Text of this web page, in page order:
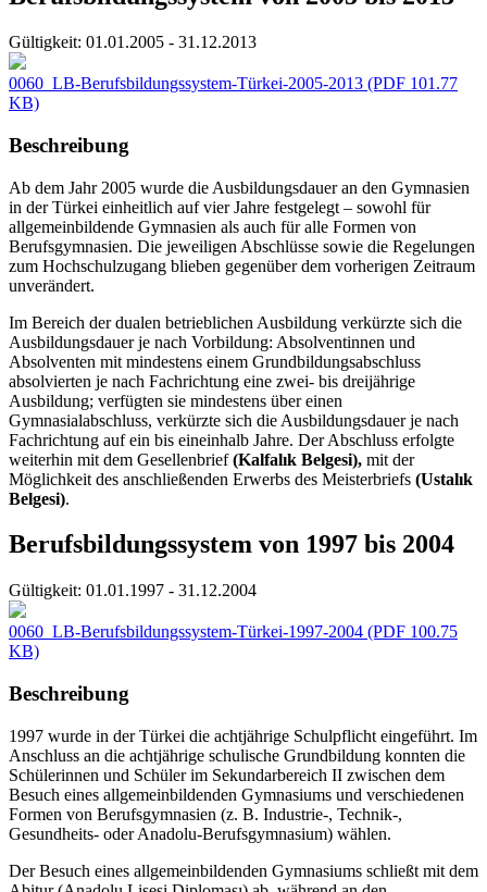
Gültigkeit: 01.01.2005 - 31.12.2013
0060_LB-Berufsbildungssystem-Türkei-2005-2013 (PDF 101.77
KB)
Beschreibung
Ab dem Jahr 2005 wurde die Ausbildungsdauer an den Gymnasien
in der Türkei einheitlich auf vier Jahre festgelegt – sowohl für
allgemeinbildende Gymnasien als auch für alle Formen von
Berufsgymnasien. Die jeweiligen Abschlüsse sowie die Regelungen
zum Hochschulzugang blieben gegenüber dem vorherigen Zeitraum
unverändert.
Im Bereich der dualen betrieblichen Ausbildung verkürzte sich die
Ausbildungsdauer je nach Vorbildung: Absolventinnen und
Absolventen mit mindestens einem Grundbildungsabschluss
absolvierten je nach Fachrichtung eine zwei- bis dreijährige
Ausbildung; verfügten sie mindestens über einen
Gymnasialabschluss, verkürzte sich die Ausbildungsdauer je nach
Fachrichtung auf ein bis eineinhalb Jahre. Der Abschluss erfolgte
weiterhin mit dem Gesellenbrief(Kalfalık Belgesi), mit der
Möglichkeit des anschließenden Erwerbs des Meisterbriefs (Ustalık
Belgesi).
Berufsbildungssystem von 1997 bis 2004
Gültigkeit: 01.01.1997 - 31.12.2004
0060_LB-Berufsbildungssystem-Türkei-1997-2004 (PDF 100.75
KB)
Beschreibung
1997 wurde in der Türkei die achtjährige Schulpflicht eingeführt. Im
Anschluss an die achtjährige schulische Grundbildung konnten die
Schülerinnen und Schüler im Sekundarbereich II zwischen dem
Besuch eines allgemeinbildenden Gymnasiums und verschiedenen
Formen von Berufsgymnasien (z. B. Industrie-, Technik-,
Gesundheits- oder Anadolu-Berufsgymnasium) wählen.
Der Besuch eines allgemeinbildenden Gymnasiums schließt mit dem